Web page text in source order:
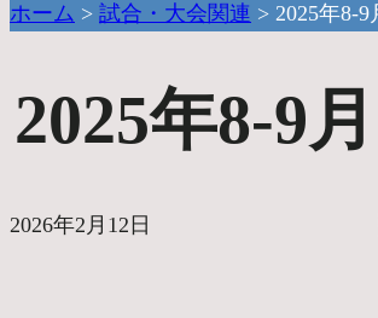
ホーム > 試合・大会関連 > 2025年8-9
2025年8-9
2026年2月12日